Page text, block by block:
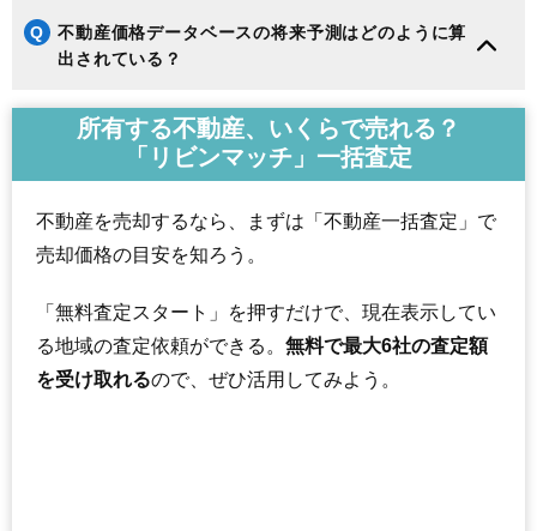
Q
不動産価格データベースの将来予測はどのように算
出されている？
所有する不動産、いくらで売れる？
「リビンマッチ」一括査定
不動産を売却するなら、まずは「不動産一括査定」で
売却価格の目安を知ろう。
「無料査定スタート」を押すだけで、現在表示してい
る地域の査定依頼ができる。 無料で最大6社の査定額
を受け取れるので、ぜひ活用してみよう。